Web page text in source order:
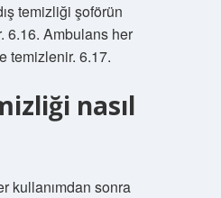
temizliği şoförün
6.16. Ambulans her
temizlenir. 6.17.
nasıl
kullanımdan sonra